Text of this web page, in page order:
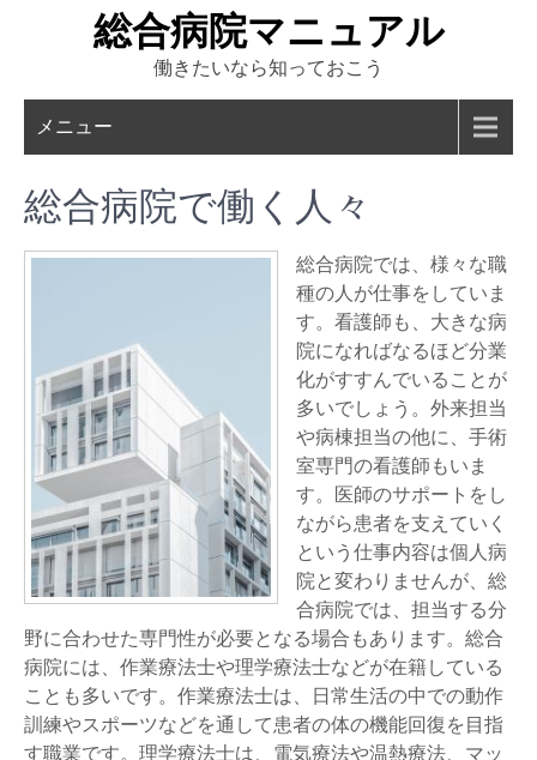
総合病院マニュアル
働きたいなら知っておこう
メニュー
総合病院で働く人々
総合病院では、様々な職
種の人が仕事をしていま
す。看護師も、大きな病
院になればなるほど分業
化がすすんでいることが
多いでしょう。外来担当
や病棟担当の他に、手術
室専門の看護師もいま
す。医師のサポートをし
ながら患者を支えていく
という仕事内容は個人病
院と変わりませんが、総
合病院では、担当する分
野に合わせた専門性が必要となる場合もあります。総合
病院には、作業療法士や理学療法士などが在籍している
ことも多いです。作業療法士は、日常生活の中での動作
訓練やスポーツなどを通して患者の体の機能回復を目指
す職業です。理学療法士は、電気療法や温熱療法、マッ